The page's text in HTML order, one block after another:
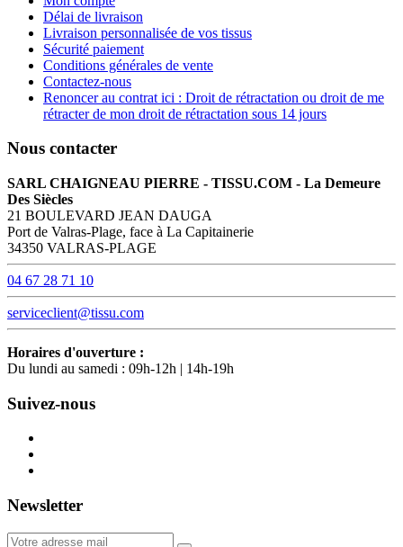
Délai de livraison
Livraison personnalisée de vos tissus
Sécurité paiement
Conditions générales de vente
Contactez-nous
Renoncer au contrat ici : Droit de rétractation ou droit de me
rétracter de mon droit de rétractation sous 14 jours
Nous contacter
SARL CHAIGNEAU PIERRE - TISSU.COM - La Demeure
Des Siècles
21 BOULEVARD JEAN DAUGA
Port de Valras-Plage, face à La Capitainerie
34350 VALRAS-PLAGE
04 67 28 71 10
serviceclient@tissu.com
Horaires d'ouverture :
Du lundi au samedi : 09h-12h | 14h-19h
Suivez-nous
Newsletter